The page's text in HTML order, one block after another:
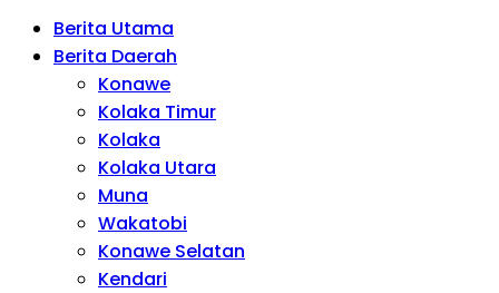
Berita Utama
Berita Daerah
Konawe
Kolaka Timur
Kolaka
Kolaka Utara
Muna
Wakatobi
Konawe Selatan
Kendari